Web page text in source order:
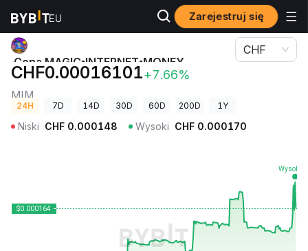
Zarejestruj się
Ceny kryptowalut Cena MAGIC•INTERNET•MONEY (Bitcoin) MIM
Cena MAGIC•INTERNET•MONEY
(Bitcoin)
MIM
CHF0.00016101+7.66%
CHF
24H 7D 14D 30D 60D 200D 1Y
Niski CHF 0.000148 Wysoki CHF 0.000170